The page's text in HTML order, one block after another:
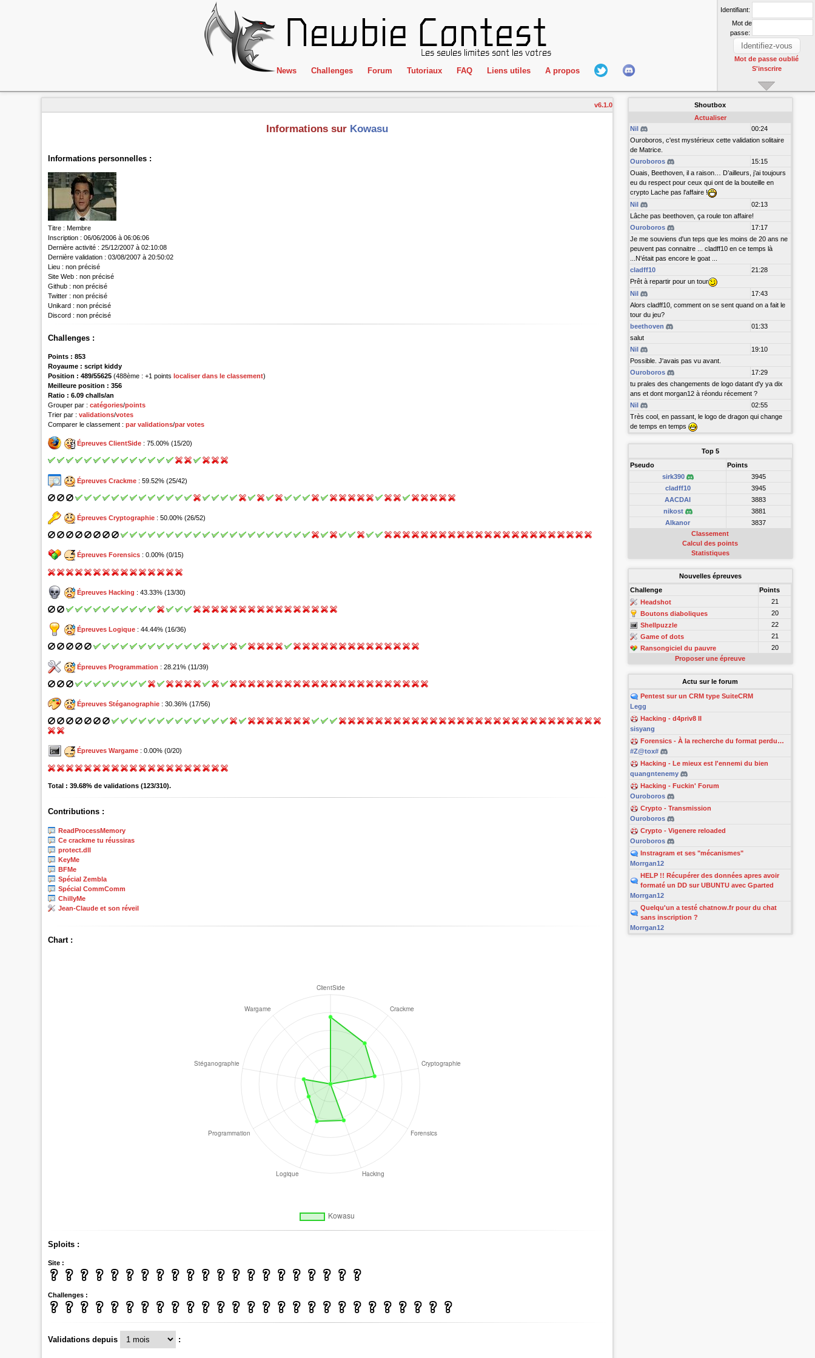
News Challenges
ClientSide
Forensics
Forum Tutoriaux FAQ Liens utiles
IRC
Newbie Connect
A propos
L'équipe
Hall Of Fame
Identifiant:
Mot de
passe:
Mot de passe oublié
S'inscrire
v6.1.0
Informations sur Kowasu
Informations personnelles :
Titre : Membre
Inscription : 06/06/2006 à 06:06:06
Dernière activité : 25/12/2007 à 02:10:08
Dernière validation : 03/08/2007 à 20:50:02
Lieu : non précisé
Site Web : non précisé
Github : non précisé
Twitter : non précisé
Unikard : non précisé
Discord : non précisé
Challenges :
Points : 853
Royaume : script kiddy
Position : 489/55625(488ème : +1 pointslocaliser dans le classement)
Meilleure position : 356
Ratio : 6.09 challs/an
Grouper par :catégories/points
Trier par :validations/votes
Comparer le classement :par validations/par votes
Épreuves ClientSide : 75.00% (15/20)
Épreuves Crackme : 59.52% (25/42)
Épreuves Cryptographie : 50.00% (26/52)
Épreuves Forensics : 0.00% (0/15)
Épreuves Hacking : 43.33% (13/30)
Épreuves Logique : 44.44% (16/36)
Épreuves Programmation : 28.21% (11/39)
Épreuves Stéganographie : 30.36% (17/56)
Épreuves Wargame : 0.00% (0/20)
Total : 39.68% de validations (123/310).
Contributions :
ReadProcessMemory
Ce crackme tu réussiras
protect.dll
KeyMe
BFMe
Spécial Zembla
Spécial CommComm
ChillyMe
Jean-Claude et son réveil
Chart :
Sploits :
Site :
Challenges :
Validations depuis :
Shoutbox
Actualiser
Nil
00:24
Ouroboros, c'est mystérieux cette validation solitaire
de Matrice.
Ouroboros
15:15
Ouais, Beethoven, il a raison… D’ailleurs, j’ai toujours
eu du respect pour ceux qui ont de la bouteille en
crypto Lache pas l'affaire !
Nil
02:13
Lâche pas beethoven, ça roule ton affaire!
Ouroboros
17:17
Je me souviens d'un teps que les moins de 20 ans ne
peuvent pas connaitre ... cladff10 en ce temps là
...N'était pas encore le goat ...
cladff10
21:28
Prêt à repartir pour un tour
Nil
17:43
Alors cladff10, comment on se sent quand on a fait le
tour du jeu?
beethoven
01:33
salut
Nil
19:10
Possible. J'avais pas vu avant.
Ouroboros
17:29
tu prales des changements de logo datant d'y ya dix
ans et dont morgan12 à réondu récement ?
Nil
02:55
Très cool, en passant, le logo de dragon qui change
de temps en temps
Top 5
Pseudo
Points
sirk390
3945
cladff10
3945
AACDAI
3883
nikost
3881
Alkanor
3837
Classement
Calcul des points
Statistiques
Nouvelles épreuves
Challenge
Points
Headshot
21
Boutons diaboliques
20
Shellpuzzle
22
Game of dots
21
Ransongiciel du pauvre
20
Proposer une épreuve
Actu sur le forum
Pentest sur un CRM type SuiteCRM
Legg
Hacking - d4priv8 II
sisyang
Forensics - À la recherche du format perdu…
#Z@tox#
Hacking - Le mieux est l'ennemi du bien
quangntenemy
Hacking - Fuckin' Forum
Ouroboros
Crypto - Transmission
Ouroboros
Crypto - Vigenere reloaded
Ouroboros
Instragram et ses "mécanismes"
Morrgan12
HELP !! Récupérer des données apres avoir
formaté un DD sur UBUNTU avec Gparted
Morrgan12
Quelqu'un a testé chatnow.fr pour du chat
sans inscription ?
Morrgan12